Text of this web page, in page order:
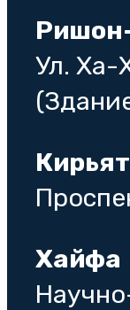
Ул. Ха-
Хайфа